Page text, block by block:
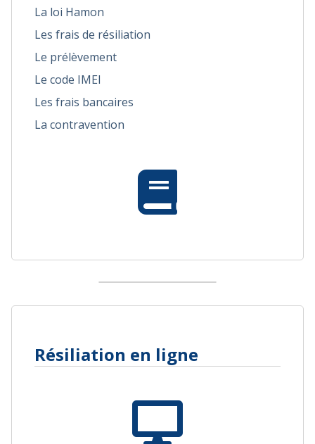
La loi Hamon
Les frais de résiliation
Le prélèvement
Le code IMEI
Les frais bancaires
La contravention
Résiliation en ligne